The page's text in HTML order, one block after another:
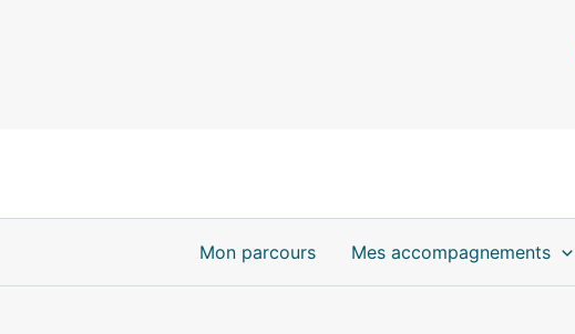
Mon parcours Mes accompagnements